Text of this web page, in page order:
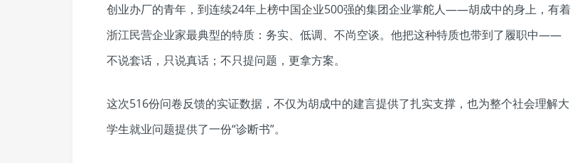
创业办厂的青年，到连续24年上榜中国企业500强的集团企业掌舵人——胡成中的身上，有着
浙江民营企业家最典型的特质：务实、低调、不尚空谈。他把这种特质也带到了履职中——
不说套话，只说真话；不只提问题，更拿方案。
这次516份问卷反馈的实证数据，不仅为胡成中的建言提供了扎实支撑，也为整个社会理解大
学生就业问题提供了一份“诊断书”。